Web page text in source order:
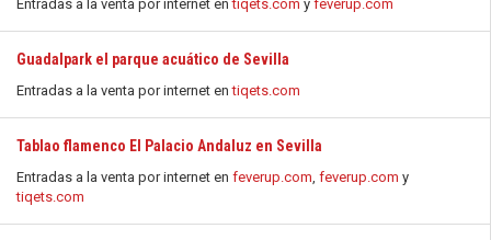
Entradas a la venta por internet entiqets.com y feverup.com
Guadalpark el parque acuático de Sevilla
Entradas a la venta por internet entiqets.com
Tablao flamenco El Palacio Andaluz en Sevilla
Entradas a la venta por internet en feverup.com, feverup.com y
tiqets.com